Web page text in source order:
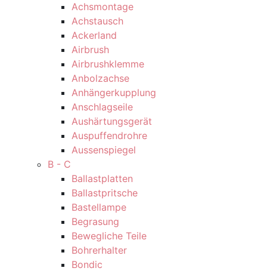
Achsmontage
Achstausch
Ackerland
Airbrush
Airbrushklemme
Anbolzachse
Anhängerkupplung
Anschlagseile
Aushärtungsgerät
Auspuffendrohre
Aussenspiegel
B - C
Ballastplatten
Ballastpritsche
Bastellampe
Begrasung
Bewegliche Teile
Bohrerhalter
Bondic